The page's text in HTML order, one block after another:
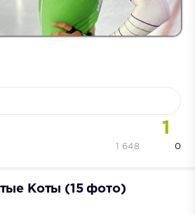
1
0
1 648
Коты (15 фото)